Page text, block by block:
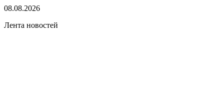
08.08.2026
Лента новостей